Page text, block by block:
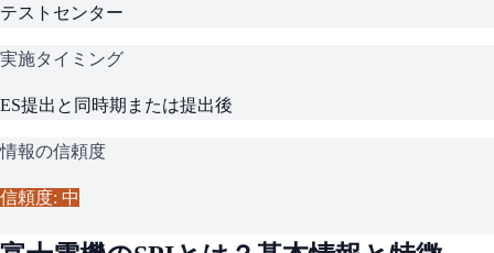
テストセンター
実施タイミング
ES提出と同時期または提出後
情報の信頼度
信頼度: 中